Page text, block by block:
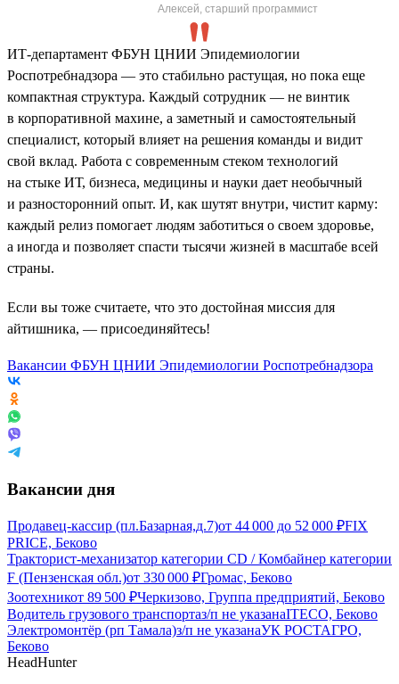
Алексей, старший программист
ИТ-департамент ФБУН ЦНИИ Эпидемиологии
Роспотребнадзора — это стабильно растущая, но пока еще
компактная структура. Каждый сотрудник — не винтик
в корпоративной махине, а заметный и самостоятельный
специалист, который влияет на решения команды и видит
свой вклад. Работа с современным стеком технологий
на стыке ИТ, бизнеса, медицины и науки дает необычный
и разносторонний опыт. И, как шутят внутри, чистит карму:
каждый релиз помогает людям заботиться о своем здоровье,
а иногда и позволяет спасти тысячи жизней в масштабе всей
страны.
Если вы тоже считаете, что это достойная миссия для
айтишника, — присоединяйтесь!
Вакансии ФБУН ЦНИИ Эпидемиологии Роспотребнадзора
Вакансии дня
Продавец-кассир (пл.Базарная,д.7)от 44 000 до 52 000 ₽FIX
PRICE, Беково
Тракторист-механизатор категории CD / Комбайнер категории
F (Пензенская обл.)от 330 000 ₽Громас, Беково
Зоотехникот 89 500 ₽Черкизово, Группа предприятий, Беково
Водитель грузового транспортаз/п не указанаITECO, Беково
Электромонтёр (рп Тамала)з/п не указанаУК РОСТАГРО,
Беково
HeadHunter